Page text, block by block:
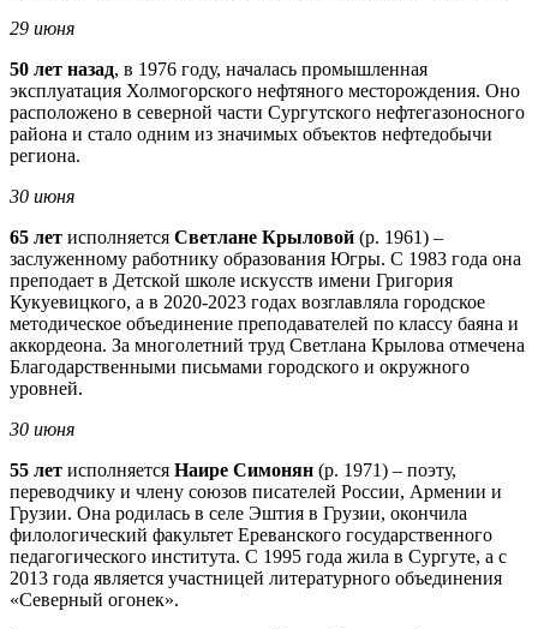
29 июня
50 лет назад, в 1976 году, началась промышленная
эксплуатация Холмогорского нефтяного месторождения. Оно
расположено в северной части Сургутского нефтегазоносного
района и стало одним из значимых объектов нефтедобычи
региона.
30 июня
65 лет исполняется Светлане Крыловой (р. 1961) –
заслуженному работнику образования Югры. С 1983 года она
преподает в Детской школе искусств имени Григория
Кукуевицкого, а в 2020-2023 годах возглавляла городское
методическое объединение преподавателей по классу баяна и
аккордеона. За многолетний труд Светлана Крылова отмечена
Благодарственными письмами городского и окружного
уровней.
30 июня
55 лет исполняется Наире Симонян (р. 1971) – поэту,
переводчику и члену союзов писателей России, Армении и
Грузии. Она родилась в селе Эштия в Грузии, окончила
филологический факультет Ереванского государственного
педагогического института. С 1995 года жила в Сургуте, а с
2013 года является участницей литературного объединения
«Северный огонек».